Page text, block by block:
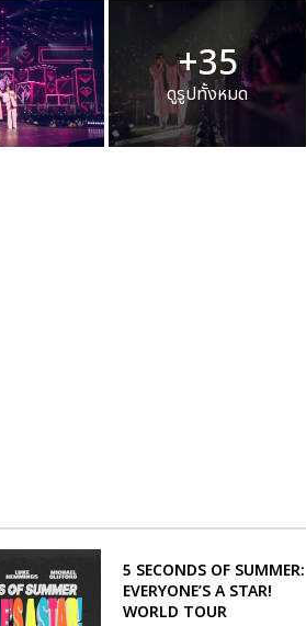
+35
ดูรูปทั้งหมด
5 SECONDS OF SUMMER:
EVERYONE’S A STAR!
WORLD TOUR